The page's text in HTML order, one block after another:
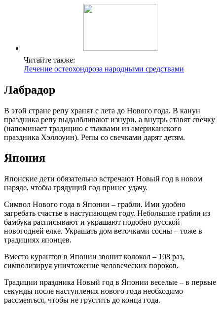
Читайте также:
Лечение остеохондроза народными средствами
Лабрадор
В этой стране репу хранят с лета до Нового года. В канун
праздника репу выдалбливают изнури, а внутрь ставят свечку
(напоминает традицию с тыквами из американского
праздника Хэллоуин). Репы со свечками дарят детям.
Япония
Японские дети обязательно встречают Новый год в новом
наряде, чтобы грядущий год принес удачу.
Символ Нового года в Японии – грабли. Ими удобно
загребать счастье в наступающем году. Небольшие грабли из
бамбука расписывают и украшают подобно русской
новогодней елке. Украшать дом веточками сосны – тоже в
традициях японцев.
Вместо курантов в Японии звонит колокол – 108 раз,
символизируя уничтожение человеческих пороков.
Традиции праздника Новый год в Японии веселые – в первые
секунды после наступления нового года необходимо
рассмеяться, чтобы не грустить до конца года.